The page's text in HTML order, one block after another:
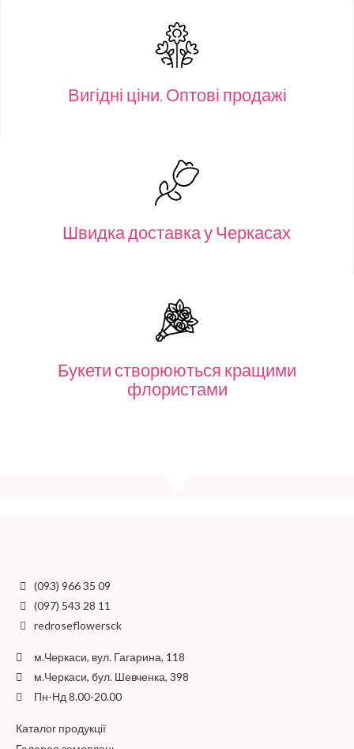
Вигідні ціни. Оптові продажі
Швидка доставка у Черкасах
Букети створюються кращими
флористами
(093) 966 35 09
(097) 543 28 11
redroseflowersck
м.Черкаси, вул. Гагарина, 118
м.Черкаси, бул. Шевченка, 398
Пн-Нд 8.00-20.00
Каталог продукції